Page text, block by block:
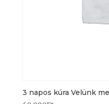
3 napos kúra Velünk